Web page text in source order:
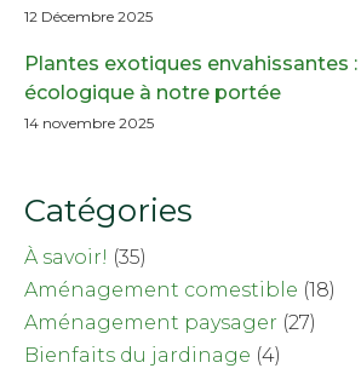
12 Décembre 2025
Plantes exotiques envahissantes :
écologique à notre portée
14 novembre 2025
Catégories
À savoir! (35)
Aménagement comestible (18)
Aménagement paysager (27)
Bienfaits du jardinage (4)